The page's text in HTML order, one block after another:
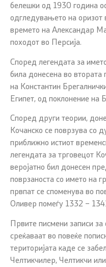
белешки од 1930 година
одгледувањето на оризот
времето на Александар
походот во Персија.
Според легендата за
била донесена во втората
на Константин
Египет, од поклонение на
Според други теории,
Кочанско се поврзува со
приближно истиот
легендата за трговецот
веројатно бил донесен
поврзаноста со името на
првпат се споменува во
Оливер помеѓу 1332 –
Првите писмени записи
среќаваат во повеќе
територијата каде се
Челтикчилер, Челтикчи